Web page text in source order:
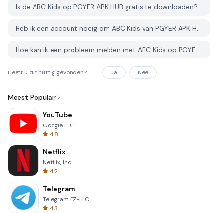
Is de ABC Kids op PGYER APK HUB gratis te downloaden?
Heb ik een account nodig om ABC Kids van PGYER APK HUB te downloaden?
Hoe kan ik een probleem melden met ABC Kids op PGYER APK HUB?
Heeft u dit nuttig gevonden? Ja Nee
Meest Populair
YouTube
Google LLC
4.8
Netflix
Netflix, Inc.
4.2
Telegram
Telegram FZ-LLC
4.3